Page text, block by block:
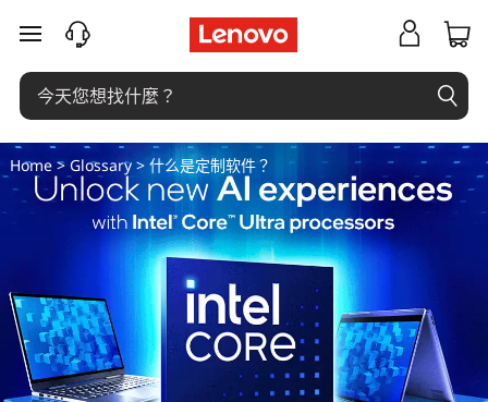
什
么
是
定
制
件
？
跳至主要內容
Home> Glossary> 什么是定制软件？